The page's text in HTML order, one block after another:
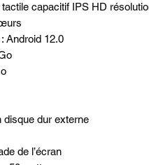
capacitif IPS HD
Android 12.0
disque dur externe
de l’écran